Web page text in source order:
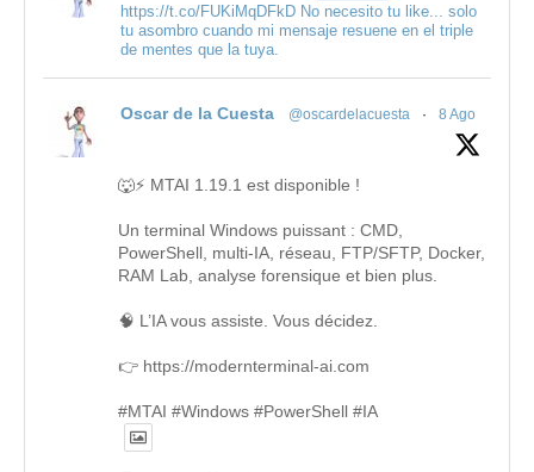
https://t.co/FUKiMqDFkD No necesito tu like... solo
tu asombro cuando mi mensaje resuene en el triple
de mentes que la tuya.
Oscar de la Cuesta @oscardelacuesta · 8 Ago
🐺⚡ MTAI 1.19.1 est disponible !
Un terminal Windows puissant : CMD,
PowerShell, multi-IA, réseau, FTP/SFTP, Docker,
RAM Lab, analyse forensique et bien plus.
🧠 L’IA vous assiste. Vous décidez.
👉 https://modernterminal-ai.com
#MTAI #Windows #PowerShell #IA